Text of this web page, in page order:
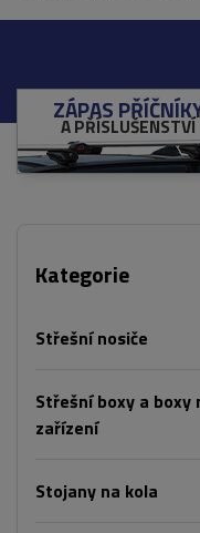
ZÁPAS
A PŘÍSLUŠENSTVÍ
Kategorie
Střešní nosiče
Střešní boxy a boxy
zařízení
Stojany na kola